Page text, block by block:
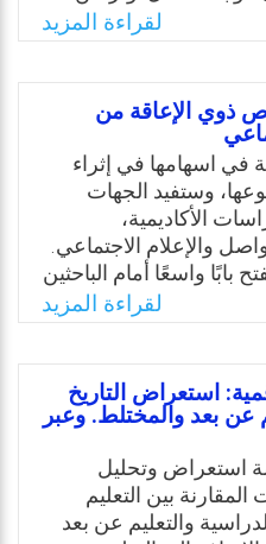
في قيادة عجلة التنمية
المعلومات
نقلة نوعية في حياة
على كافة مجالات
والتربوية، وهذه النقلة
ذاتها، حيث تعد
في تقدم المجتمعات،
في العصر الحديث،
الكترونية مقترحة
المرتبطة ببعض تطبيقات
أعضاء هيئة التدريس
لقراءة المزيد
ذوي الإعاقة من
في اسهامها في إثراء
وستفيد الجهات
الأكاديمية،
والإعلام الاجتماعي.
بابًا واسعًا أمام الباحثين
التواصل والبحث
ذوي الإعاقة لاستخدامها.
على ذوي الإعاقة،
المجتمع بأهم
ذوي الإعاقة
الاجتماعي،
قد يساعد على رفع
ت
لقراءة المزيد
استعراض التاريخ
عن بعد والمختلط. وعبر
استعراض وتحليل
بين التعليم
والتعليم عن بعد